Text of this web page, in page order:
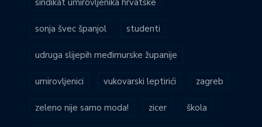
sonja švec španjol studenti
udruga slijepih međimurske županije
umirovljenici vukovarski leptirići zagreb
zeleno nije samo moda! zicer škola